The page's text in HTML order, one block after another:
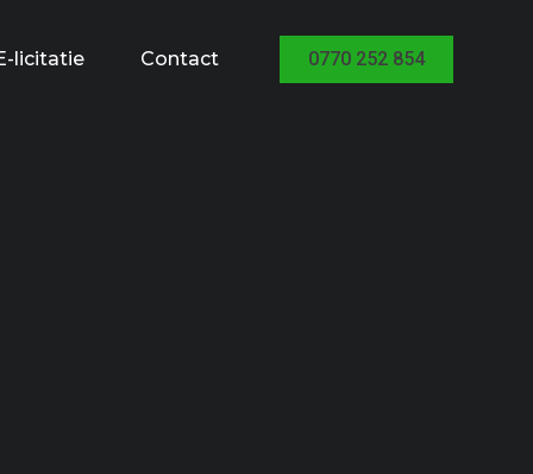
licitatie Contact 0770 252 854